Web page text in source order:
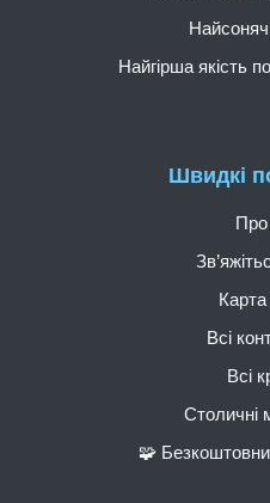
Швидкі
Про
Всі
Всі
Столичні
🧩
Найгірша якість